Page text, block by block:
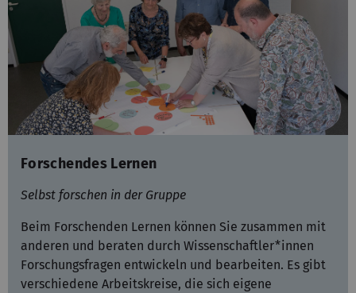
Forschendes Lernen
Selbst forschen in der Gruppe
Beim Forschenden Lernen können Sie zusammen mit
anderen und beraten durch Wissenschaftler*innen
Forschungsfragen entwickeln und bearbeiten. Es gibt
verschiedene Arbeitskreise, die sich eigene